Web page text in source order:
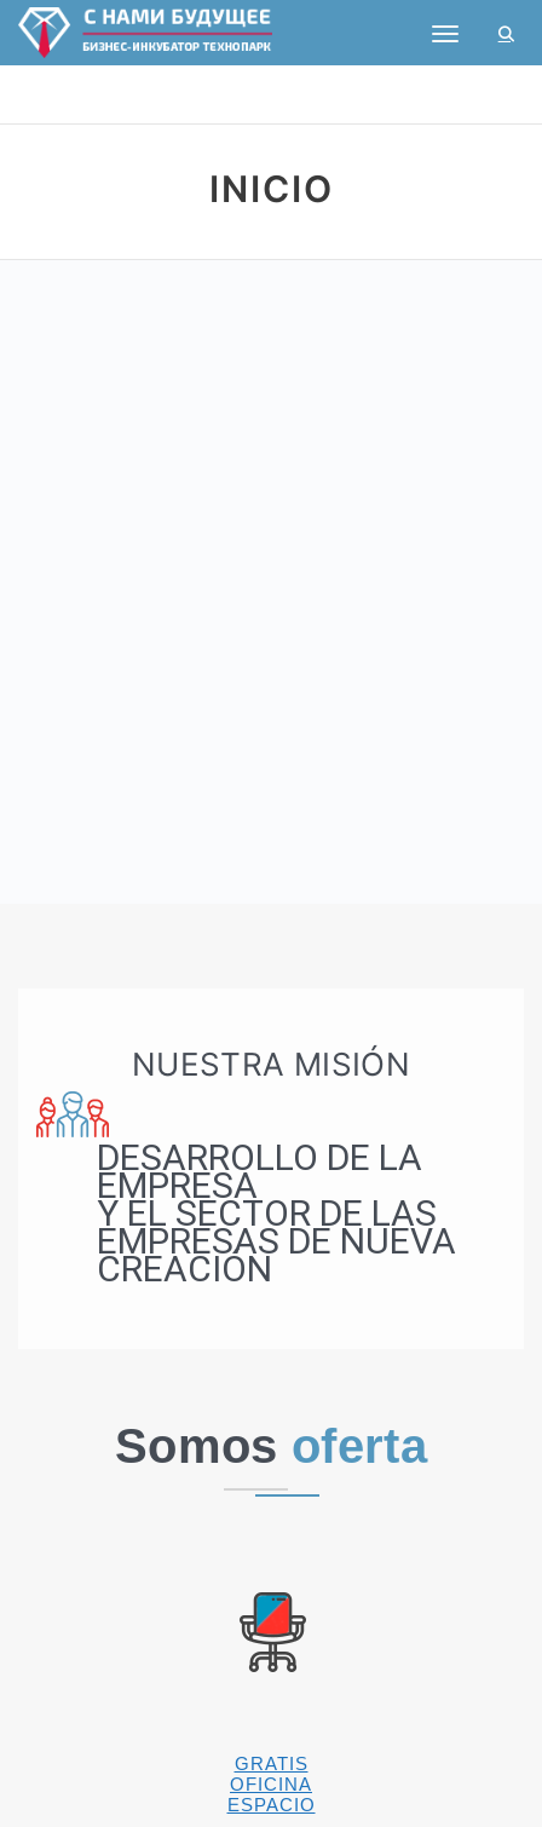
Toggle
INICIO
NUESTRA MISIÓN
DESARROLLO DE LA
EMPRESA
Y EL SECTOR DE LAS
EMPRESAS DE NUEVA
CREACIÓN
Somos oferta
GRATIS
OFICINA
ESPACIO